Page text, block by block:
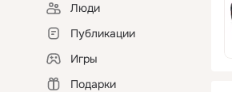
Люди
Публикации
Игры
Подарки